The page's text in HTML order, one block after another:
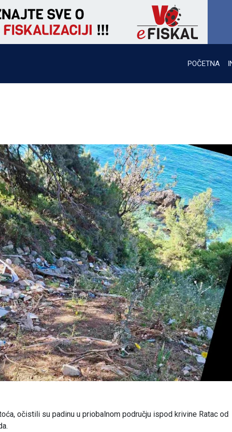
POČETNA
očistili su padinu u priobalnom području ispod krivine Ratac od